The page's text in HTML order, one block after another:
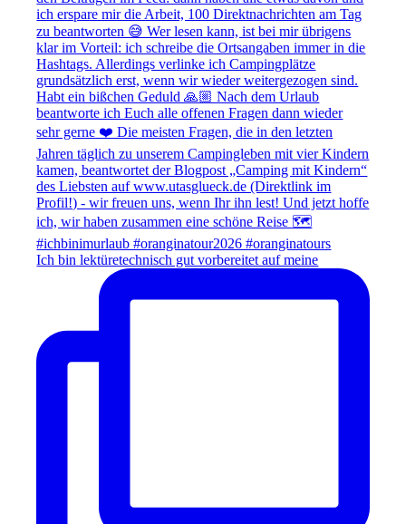
Ich bin lektüretechnisch gut vorbereitet auf meine